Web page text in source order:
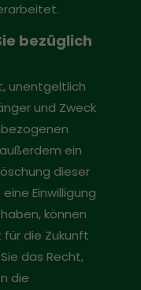
bezüglich
unentgeltlich
und Zweck
ein
dieser
Einwilligung
können
für die Zukunft
das Recht,
die